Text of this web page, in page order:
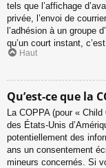
tels que l’affichage
privée, l’envoi de
l’adhésion à un groupe
qu’un court instant,
Haut
Qu’est-ce que la
La COPPA (pour «
des États-Unis
potentiellement des
ans un consentement
mineurs concernés. Si